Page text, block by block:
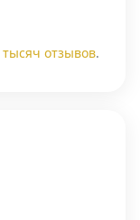
тысяч отзывов.